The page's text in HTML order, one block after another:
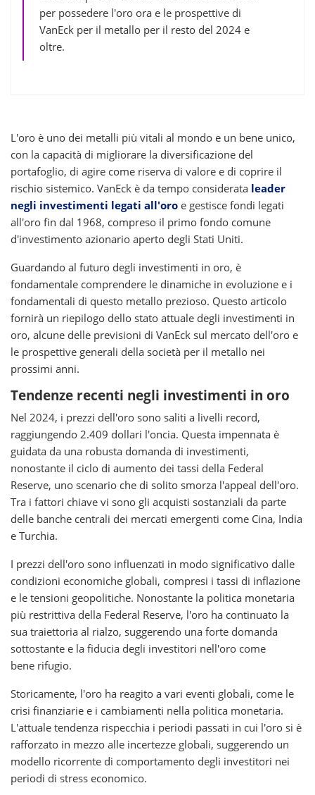
per possedere l'oro ora e le prospettive di
VanEck per il metallo per il resto del 2024 e
oltre.
L'oro è uno dei metalli più vitali al mondo e un bene unico,
con la capacità di migliorare la diversificazione del
portafoglio, di agire come riserva di valore e di coprire il
rischio sistemico. VanEck è da tempo considerata leader
negli investimenti legati all'oro e gestisce fondi legati
all'oro fin dal 1968, compreso il primo fondo comune
d'investimento azionario aperto degli Stati Uniti.
Guardando al futuro degli investimenti in oro, è
fondamentale comprendere le dinamiche in evoluzione e i
fondamentali di questo metallo prezioso. Questo articolo
fornirà un riepilogo dello stato attuale degli investimenti in
oro, alcune delle previsioni di VanEck sul mercato dell'oro e
le prospettive generali della società per il metallo nei
prossimi anni.
Tendenze recenti negli investimenti in oro
Nel 2024, i prezzi dell'oro sono saliti a livelli record,
raggiungendo 2.409 dollari l'oncia. Questa impennata è
guidata da una robusta domanda di investimenti,
nonostante il ciclo di aumento dei tassi della Federal
Reserve, uno scenario che di solito smorza l'appeal dell'oro.
Tra i fattori chiave vi sono gli acquisti sostanziali da parte
delle banche centrali dei mercati emergenti come Cina, India
e Turchia.
I prezzi dell'oro sono influenzati in modo significativo dalle
condizioni economiche globali, compresi i tassi di inflazione
e le tensioni geopolitiche. Nonostante la politica monetaria
più restrittiva della Federal Reserve, l'oro ha continuato la
sua traiettoria al rialzo, suggerendo una forte domanda
sottostante e la fiducia degli investitori nell'oro come
bene rifugio.
Storicamente, l'oro ha reagito a vari eventi globali, come le
crisi finanziarie e i cambiamenti nella politica monetaria.
L'attuale tendenza rispecchia i periodi passati in cui l'oro si è
rafforzato in mezzo alle incertezze globali, suggerendo un
modello ricorrente di comportamento degli investitori nei
periodi di stress economico.